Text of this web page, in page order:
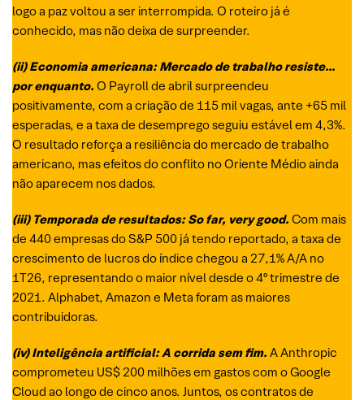
logo a paz voltou a ser interrompida. O roteiro já é
conhecido, mas não deixa de surpreender.
(ii) Economia americana:Mercado de trabalho resiste…
por enquanto. O Payroll de abril surpreendeu
positivamente, com a criação de 115 mil vagas, ante +65 mil
esperadas, e a taxa de desemprego seguiu estável em 4,3%.
O resultado reforça a resiliência do mercado de trabalho
americano, mas efeitos do conflito no Oriente Médio ainda
não aparecem nos dados.
(iii) Temporada de resultados: So far, very good. Com mais
de 440 empresas do S&P 500 já tendo reportado, a taxa de
crescimento de lucros do índice chegou a 27,1% A/A no
1T26, representando o maior nível desde o 4º trimestre de
2021. Alphabet, Amazon e Meta foram as maiores
contribuidoras.
(iv)Inteligência artificial:A corrida sem fim. A Anthropic
comprometeu US$ 200 milhões em gastos com o Google
Cloud ao longo de cinco anos. Juntos, os contratos de